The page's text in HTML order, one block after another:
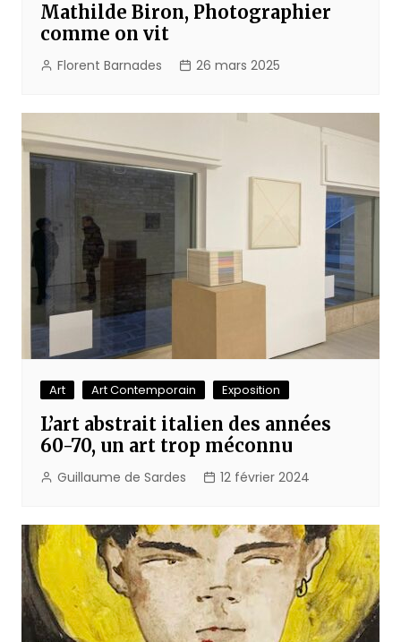
Mathilde Biron, Photographier
comme on vit
Florent Barnades 26 mars 2025
Art Art Contemporain Exposition
L’art abstrait italien des années
60-70, un art trop méconnu
Guillaume de Sardes 12 février 2024